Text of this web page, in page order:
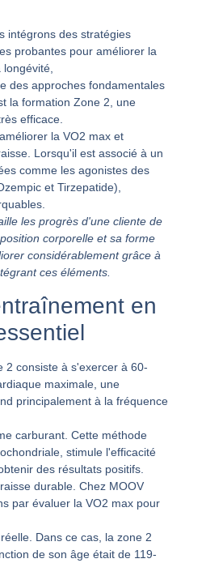
intégrons des stratégies
probantes pour améliorer la
des approches fondamentales
la formation Zone 2, une
efficace.
la VO2 max et
Lorsqu'il est associé à un
comme les agonistes des
et Tirzepatide),
les progrès d'une cliente de
corporelle et sa forme
considérablement grâce à
ces éléments.
en
2 consiste à s'exercer à 60-
maximale, une
principalement à la fréquence
carburant. Cette méthode
stimule l'efficacité
des résultats positifs.
durable. Chez MOOV
par évaluer la VO2 max pour
Dans ce cas, la zone 2
de son âge était de 119-